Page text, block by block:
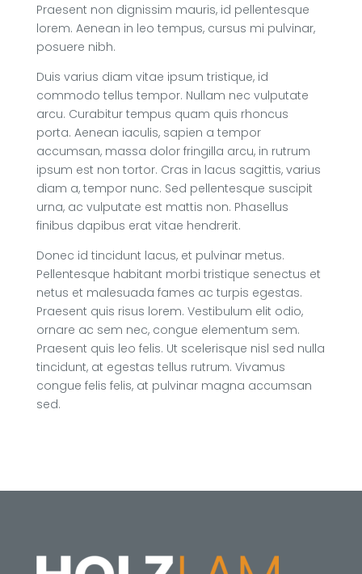
Praesent non dignissim mauris, id pellentesque
lorem. Aenean in leo tempus, cursus mi pulvinar,
posuere nibh.
Duis varius diam vitae ipsum tristique, id
commodo tellus tempor. Nullam nec vulputate
arcu. Curabitur tempus quam quis rhoncus
porta. Aenean iaculis, sapien a tempor
accumsan, massa dolor fringilla arcu, in rutrum
ipsum est non tortor. Cras in lacus sagittis, varius
diam a, tempor nunc. Sed pellentesque suscipit
urna, ac vulputate est mattis non. Phasellus
finibus dapibus erat vitae hendrerit.
Donec id tincidunt lacus, et pulvinar metus.
Pellentesque habitant morbi tristique senectus et
netus et malesuada fames ac turpis egestas.
Praesent quis risus lorem. Vestibulum elit odio,
ornare ac sem nec, congue elementum sem.
Praesent quis leo felis. Ut scelerisque nisl sed nulla
tincidunt, at egestas tellus rutrum. Vivamus
congue felis felis, at pulvinar magna accumsan
sed.